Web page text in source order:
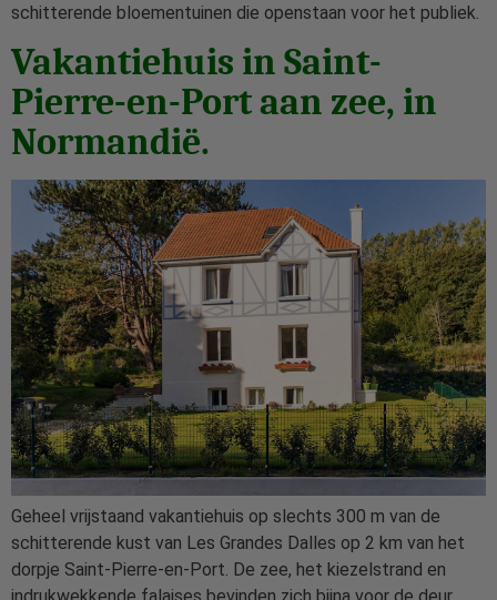
schitterende bloementuinen die openstaan voor het publiek.
Vakantiehuis in Saint-
Pierre-en-Port aan zee, in
Normandië.
Geheel vrijstaand vakantiehuis op slechts 300 m van de
schitterende kust van Les Grandes Dalles op 2 km van het
dorpje Saint-Pierre-en-Port. De zee, het kiezelstrand en